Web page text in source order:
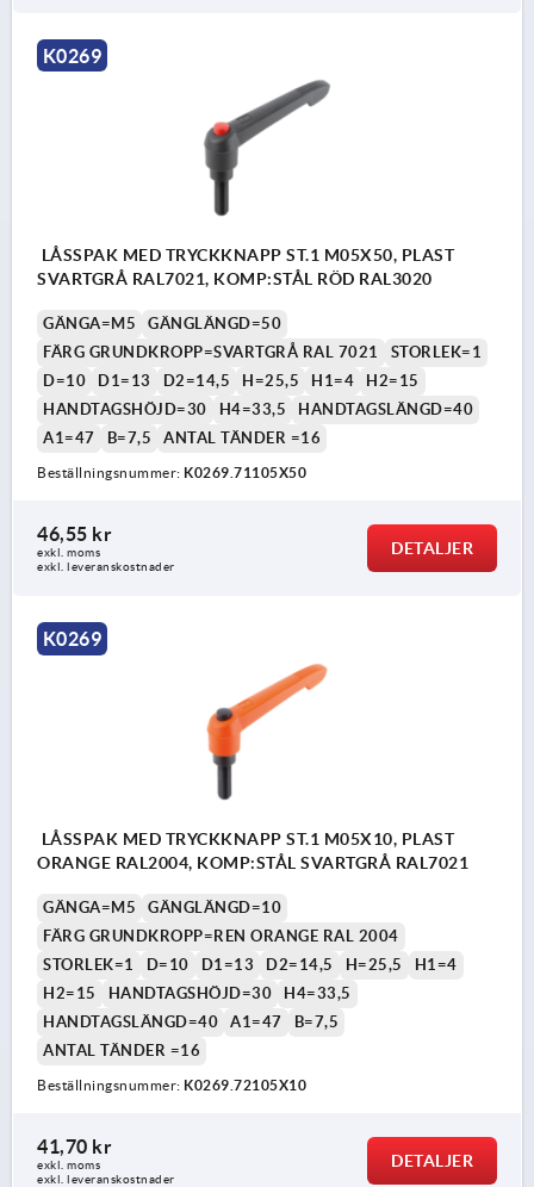
K0269
LÅSSPAK MED TRYCKKNAPP ST.1 M05X50, PLAST
SVARTGRÅ RAL7021, KOMP:STÅL RÖD RAL3020
GÄNGA=M5
GÄNGLÄNGD=50
FÄRG GRUNDKROPP=SVARTGRÅ RAL 7021
STORLEK=1
D=10
D1=13 D2=14,5 H=25,5 H1=4
H2=15
HANDTAGSHÖJD=30
H4=33,5
HANDTAGSLÄNGD=40
A1=47
B=7,5 ANTAL TÄNDER =16
Beställningsnummer: K0269.71105X50
46,55 kr
exkl. moms
exkl. leveranskostnader
DETALJER
K0269
LÅSSPAK MED TRYCKKNAPP ST.1 M05X10, PLAST
ORANGE RAL2004, KOMP:STÅL SVARTGRÅ RAL7021
GÄNGA=M5
GÄNGLÄNGD=10
FÄRG GRUNDKROPP=REN ORANGE RAL 2004
STORLEK=1
D=10 D1=13 D2=14,5 H=25,5
H1=4
H2=15
HANDTAGSHÖJD=30
H4=33,5
HANDTAGSLÄNGD=40
A1=47
B=7,5
ANTAL TÄNDER =16
Beställningsnummer: K0269.72105X10
41,70 kr
exkl. moms
exkl. leveranskostnader
DETALJER